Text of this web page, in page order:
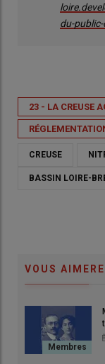
du-
23 - LA CREUSE
CREUSE
BASSIN LOIRE-
VOUS